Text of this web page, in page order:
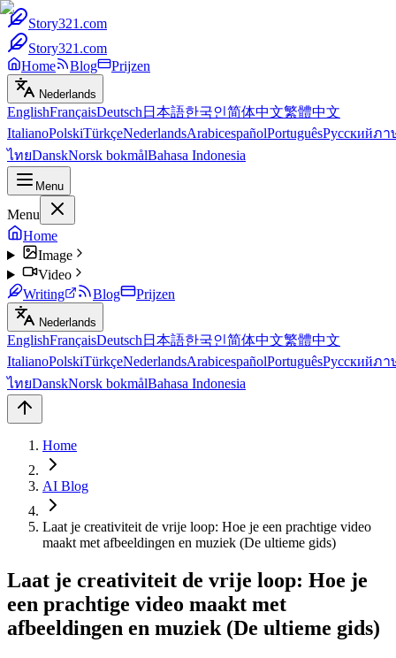
Story321.com
Story321.com
Home
Blog Prijzen
Nederlands
EnglishFrançaisDeutsch 日本語한국인简体中文繁體中文
ItalianoPolskiTürkçeNederlandsArabicespañolPortuguêsРусскийภา
ไทยDanskNorsk bokmålBahasa Indonesia
Menu
Menu
Home
Image
Video
Writing
Blog Prijzen
Nederlands
EnglishFrançaisDeutsch 日本語한국인简体中文繁體中文
ItalianoPolskiTürkçeNederlandsArabicespañolPortuguêsРусскийภา
ไทยDanskNorsk bokmålBahasa Indonesia
Home
AI Blog
Laat je creativiteit de vrije loop: Hoe je een prachtige video
maakt met afbeeldingen en muziek (De ultieme gids)
Laat je creativiteit de vrije loop: Hoe je
een prachtige video maakt met
afbeeldingen en muziek (De ultieme gids)